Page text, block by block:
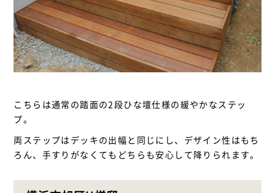
こちらは通常の踏面の2段ひな壇仕様の緩やかなステッ
プ。
両ステップはデッキの出幅と同じにし、デザイン性はもち
ろん、手すりがなくてもどちらも安心して降りられます。